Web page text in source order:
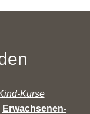
Kurse
Erwachsenen-